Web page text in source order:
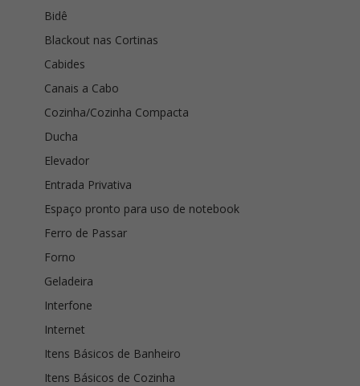
Bidê
Blackout nas Cortinas
Cabides
Canais a Cabo
Cozinha/Cozinha Compacta
Ducha
Elevador
Entrada Privativa
Espaço pronto para uso de notebook
Ferro de Passar
Forno
Geladeira
Interfone
Internet
Itens Básicos de Banheiro
Itens Básicos de Cozinha